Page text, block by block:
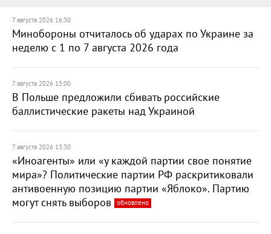
7 августа 2026 16:30
Минобороны отчиталось об ударах по Украине за
неделю с 1 по 7 августа 2026 года
7 августа 2026 15:00
В Польше предложили сбивать российские
баллистические ракеты над Украиной
7 августа 2026 13:30
«Иноагенты» или «у каждой партии свое понятие
мира»? Политические партии РФ раскритиковали
антивоенную позицию партии «Яблоко». Партию
могут снять выборов
обновлено